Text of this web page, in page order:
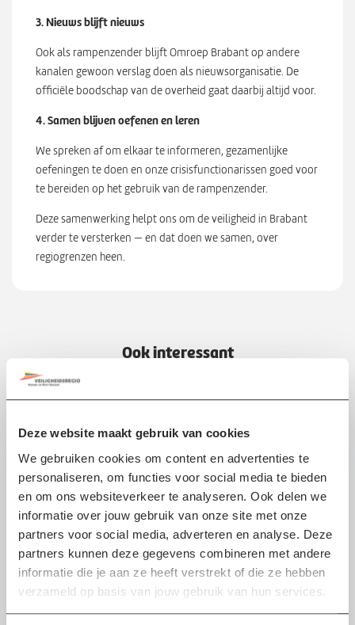
Deze website maakt gebruik van cookies
We gebruiken cookies om content en advertenties te
personaliseren, om functies voor social media te bieden
en om ons websiteverkeer te analyseren. Ook delen we
informatie over jouw gebruik van onze site met onze
partners voor social media, adverteren en analyse. Deze
partners kunnen deze gegevens combineren met andere
informatie die je aan ze heeft verstrekt of die ze hebben
verzameld op basis van jouw gebruik van hun services.
3. Nieuws blijft nieuws
Ook als rampenzender blijft Omroep Brabant op andere
kanalen gewoon verslag doen als nieuwsorganisatie. De
officiële boodschap van de overheid gaat daarbij altijd voor.
4. Samen blijven oefenen en leren
We spreken af om elkaar te informeren, gezamenlijke
oefeningen te doen en onze crisisfunctionarissen goed voor
te bereiden op het gebruik van de rampenzender.
Deze samenwerking helpt ons om de veiligheid in Brabant
verder te versterken — en dat doen we samen, over
regiogrenzen heen.
Ook interessant